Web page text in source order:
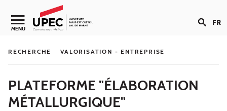
Aller au contenu
Navigation secondaire
MENU FR
RECHERCHE VALORISATION - ENTREPRISE
PLATEFORME "ÉLABORATION
MÉTALLURGIQUE"